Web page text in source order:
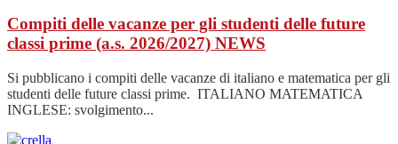
Compiti delle vacanze per gli studenti delle future
classi prime (a.s. 2026/2027) NEWS
Si pubblicano i compiti delle vacanze di italiano e matematica per gli
studenti delle future classi prime. ITALIANO MATEMATICA
INGLESE: svolgimento...